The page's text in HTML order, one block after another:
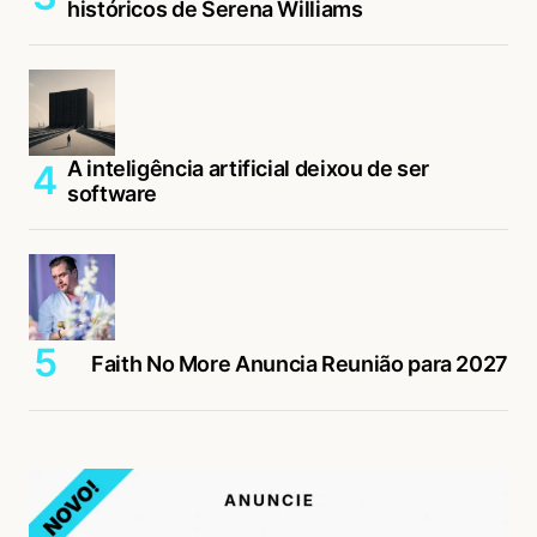
históricos de Serena Williams
A inteligência artificial deixou de ser
software
Faith No More Anuncia Reunião para 2027